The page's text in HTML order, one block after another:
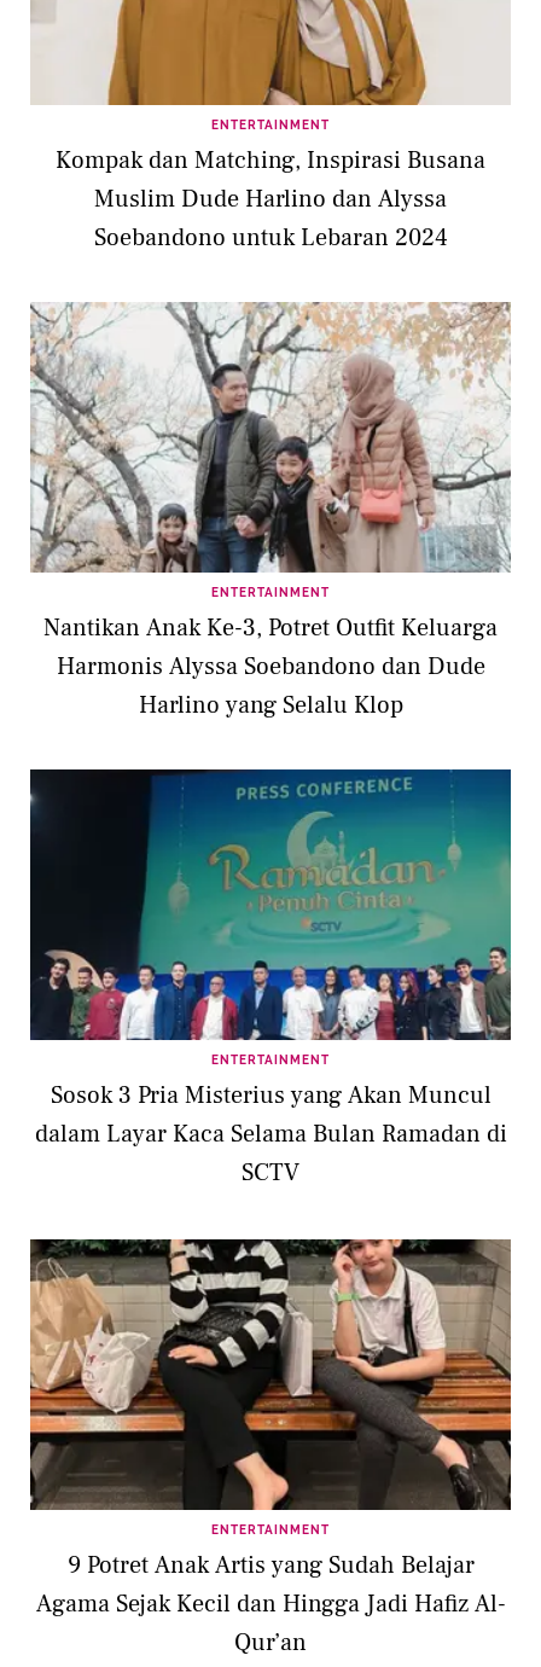
ENTERTAINMENT
Kompak dan Matching, Inspirasi Busana
Muslim Dude Harlino dan Alyssa
Soebandono untuk Lebaran 2024
ENTERTAINMENT
Nantikan Anak Ke-3, Potret Outfit Keluarga
Harmonis Alyssa Soebandono dan Dude
Harlino yang Selalu Klop
ENTERTAINMENT
Sosok 3 Pria Misterius yang Akan Muncul
dalam Layar Kaca Selama Bulan Ramadan di
SCTV
ENTERTAINMENT
9 Potret Anak Artis yang Sudah Belajar
Agama Sejak Kecil dan Hingga Jadi Hafiz Al-
Qur’an